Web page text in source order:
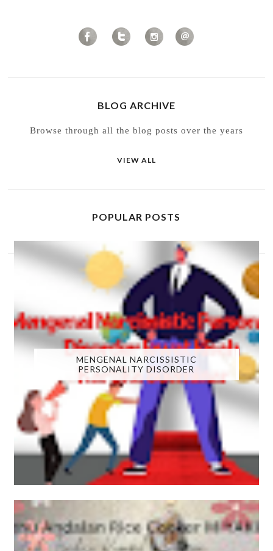
BLOG ARCHIVE
Browse through all the blog posts over the years
VIEW ALL
POPULAR POSTS
MENGENAL NARCISSISTIC
PERSONALITY DISORDER